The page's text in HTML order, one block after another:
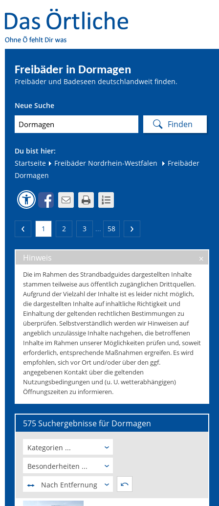
Freibäder in Dormagen
Freibäder und Badeseen deutschlandweit finden.
Neue Suche
Du bist hier:
Startseite
Freibäder Nordrhein-Westfalen
Freibäder
Dormagen
1 2 3 ... 58
Hinweis
Die im Rahmen des Strandbadguides dargestellten Inhalte
stammen teilweise aus öffentlich zugänglichen Drittquellen.
Aufgrund der Vielzahl der Inhalte ist es leider nicht möglich,
die dargestellten Inhalte auf inhaltliche Richtigkeit und
Einhaltung der geltenden rechtlichen Bestimmungen zu
überprüfen. Selbstverständlich werden wir Hinweisen auf
angeblich unzulässige Inhalte nachgehen, die betroffenen
Inhalte im Rahmen unserer Möglichkeiten prüfen und, soweit
erforderlich, entsprechende Maßnahmen ergreifen. Es wird
empfohlen, sich vor Ort und/oder über den ggf.
angegebenen Kontakt über die geltenden
Nutzungsbedingungen und (u. U. wetterabhängigen)
Öffnungszeiten zu informieren.
575 Suchergebnisse für Dormagen
Kategorien ...
Besonderheiten ...
Nach Entfernung